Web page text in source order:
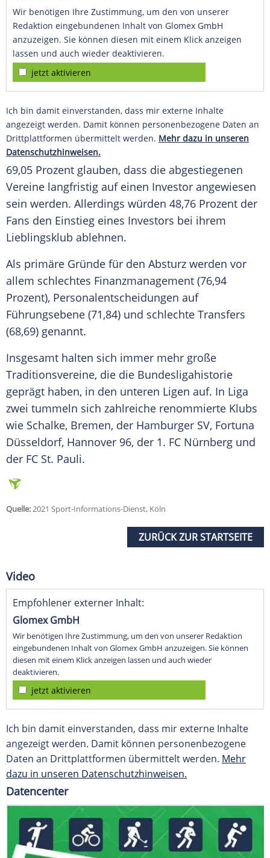
Wir benötigen Ihre Zustimmung, um den von unserer
Redaktion eingebundenen Inhalt von Glomex GmbH
anzuzeigen. Sie können diesen mit einem Klick anzeigen
lassen und auch wieder deaktivieren.
jetzt aktivieren
Ich bin damit einverstanden, dass mir externe Inhalte
angezeigt werden. Damit können personenbezogene Daten an
Drittplattformen übermittelt werden. Mehr dazu in unseren
Datenschutzhinweisen.
69,05 Prozent glauben, dass die abgestiegenen
Vereine langfristig auf einen Investor angewiesen
sein werden. Allerdings würden 48,76 Prozent der
Fans den Einstieg eines Investors bei ihrem
Lieblingsklub ablehnen.
Als primäre Gründe für den Absturz werden vor
allem schlechtes Finanzmanagement (76,94
Prozent), Personalentscheidungen auf
Führungsebene (71,84) und schlechte Transfers
(68,69) genannt.
Insgesamt halten sich immer mehr große
Traditionsvereine, die die Bundesligahistorie
geprägt haben, in den unteren Ligen auf. In Liga
zwei tummeln sich zahlreiche renommierte Klubs
wie Schalke, Bremen, der Hamburger SV, Fortuna
Düsseldorf, Hannover 96, der 1. FC Nürnberg und
der FC St. Pauli.
Quelle:2021 Sport-Informations-Dienst, Köln
ZURÜCK ZUR STARTSEITE
Video
Empfohlener externer Inhalt:
Glomex GmbH
Wir benötigen Ihre Zustimmung, um den von unserer Redaktion
eingebundenen Inhalt von Glomex GmbH anzuzeigen. Sie können
diesen mit einem Klick anzeigen lassen und auch wieder
deaktivieren.
jetzt aktivieren
Ich bin damit einverstanden, dass mir externe Inhalte
angezeigt werden. Damit können personenbezogene
Daten an Drittplattformen übermittelt werden. Mehr
dazu in unseren Datenschutzhinweisen.
Datencenter